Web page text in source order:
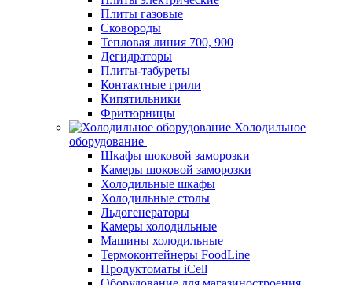
Плиты газовые
Сковороды
Тепловая линия 700, 900
Дегидраторы
Плиты-табуреты
Контактные грили
Кипятильники
Фритюрницы
Холодильное
оборудование
Шкафы шоковой заморозки
Камеры шоковой заморозки
Холодильные шкафы
Холодильные столы
Льдогенераторы
Камеры холодильные
Машины холодильные
Термоконтейнеры FoodLine
Продуктоматы iCell